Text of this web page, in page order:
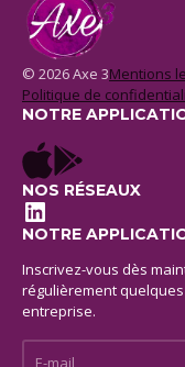
© 2026 Axe 3Mentions
Politique de
NOTRE
NOS RÉSEAUX
LinkedIn
NOTRE
Inscrivez-vous dès
régulièrement
entreprise.